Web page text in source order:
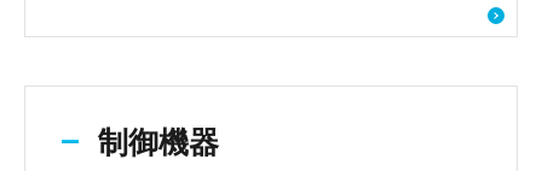
制御機器